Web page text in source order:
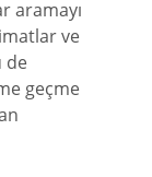
aramayı
ve
de
geçme